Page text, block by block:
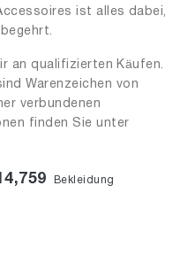
ist alles dabei,
an qualifizierten Käufen.
Warenzeichen von
verbundenen
finden Sie unter
Bekleidung